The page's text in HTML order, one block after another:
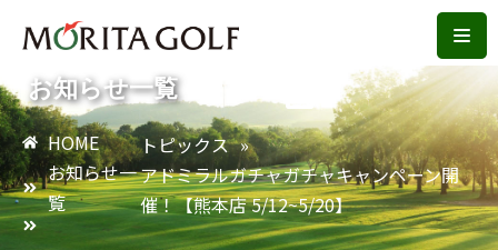
ン
テ
ン
ツ
へ
お知らせ一覧
HOME
お知らせ一
覧
トピックス »
アドミラルガチャガチャキャンペーン開
催！【熊本店 5/12~5/20】